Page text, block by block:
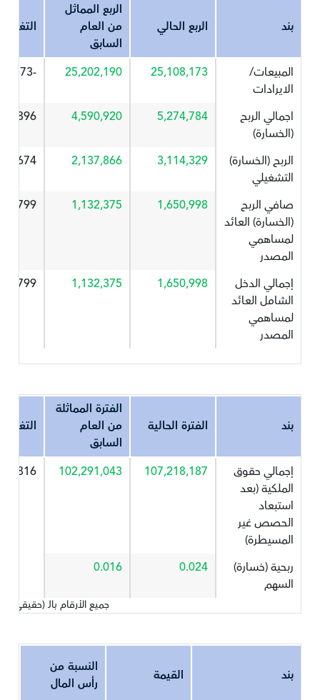
بند الربع الحالي
الربع المماثل
من العام
السابق
التغير%
المبيعات/
الايرادات
25,108,173
25,202,190
-0.373
اجمالي الربح
(الخسارة)
5,274,784
4,590,920
14.896
الربح (الخسارة)
التشغيلي
3,114,329
2,137,866
45.674
صافي الربح
(الخسارة) العائد
لمساهمي
المصدر
1,650,998
1,132,375
45.799
إجمالي الدخل
الشامل العائد
لمساهمي
المصدر
1,650,998
1,132,375
45.799
بند الفترة الحالية
الفترة المماثلة
من العام
السابق
التغير%
إجمالي حقوق
الملكية (بعد
استبعاد
الحصص غير
المسيطرة)
107,218,187
102,291,043
4.816
ربحية (خسارة)
السهم
0.024
0.016
جميع الأرقام بالـ (حقيقي)
بند القيمة
النسبة من
رأس المال